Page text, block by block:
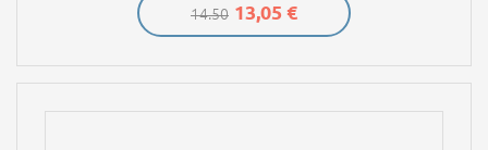
14.50 13,05 €